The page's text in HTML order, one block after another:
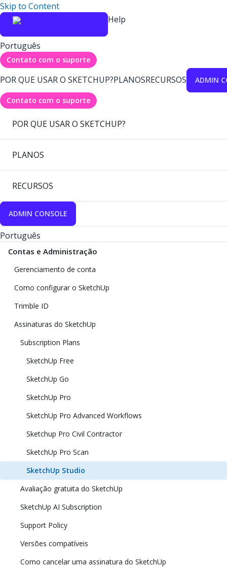
Skip to Content
Help
Português
Contato com o suporte
POR QUE USAR O SKETCHUP?PLANOSRECURSOS ADMIN
Contato com o suporte
POR QUE USAR O SKETCHUP?
PLANOS
RECURSOS
ADMIN CONSOLE
Português
Contas e Administração
Gerenciamento de conta
Como configurar o SketchUp
Trimble ID
Assinaturas do SketchUp
Subscription Plans
SketchUp Free
SketchUp Go
SketchUp Pro
SketchUp Pro Advanced Workflows
Sketchup Pro Civil Contractor
SketchUp Pro Scan
SketchUp Studio
Avaliação gratuita do SketchUp
SketchUp AI Subscription
Support Policy
Versões compatíveis
Como cancelar uma assinatura do SketchUp